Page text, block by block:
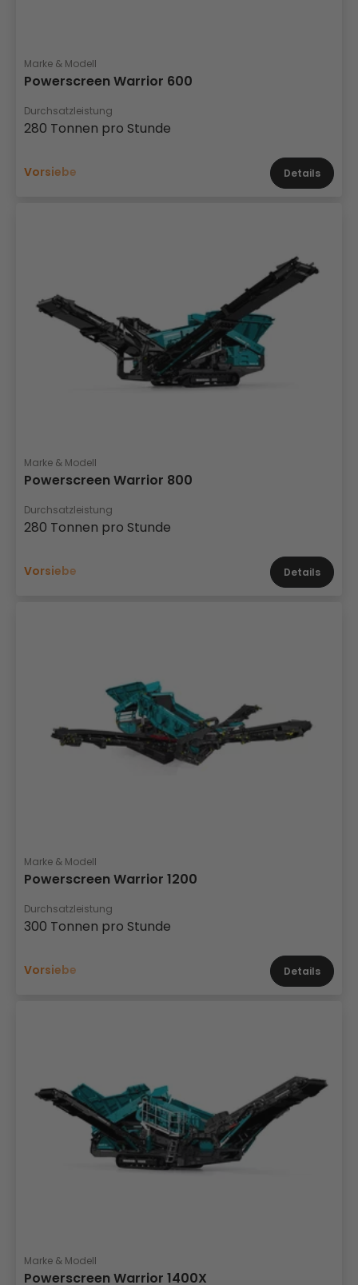
Marke & Modell
Powerscreen Warrior 600
Durchsatzleistung
280 Tonnen pro Stunde
Vorsiebe Details
Marke & Modell
Powerscreen Warrior 800
Durchsatzleistung
280 Tonnen pro Stunde
Vorsiebe Details
Marke & Modell
Powerscreen Warrior 1200
Durchsatzleistung
300 Tonnen pro Stunde
Vorsiebe Details
Marke & Modell
Powerscreen Warrior 1400X